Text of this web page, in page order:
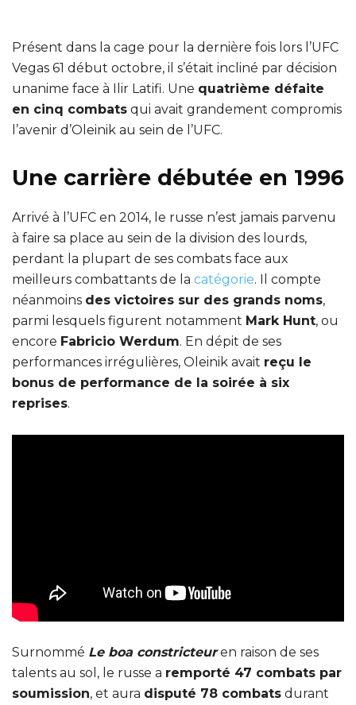
Présent dans la cage pour la dernière fois lors l’UFC
Vegas 61 début octobre, il s’était incliné par décision
unanime face à Ilir Latifi. Une quatrième défaite
en cinq combats qui avait grandement compromis
l’avenir d’Oleinik au sein de l’UFC.
Une carrière débutée en 1996
Arrivé à l’UFC en 2014, le russe n’est jamais parvenu
à faire sa place au sein de la division des lourds,
perdant la plupart de ses combats face aux
meilleurs combattants de la catégorie. Il compte
néanmoins des victoires sur des grands noms,
parmi lesquels figurent notamment Mark Hunt, ou
encore Fabricio Werdum. En dépit de ses
performances irrégulières, Oleinik avait reçu le
bonus de performance de la soirée à six
reprises.
Surnommé Le boa constricteuren raison de ses
talents au sol, le russe a remporté 47 combats par
soumission, et aura disputé 78 combats durant